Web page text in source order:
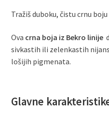
Tražiš duboku, čistu crnu boju
Ova crna boja iz Bekro linije
sivkastih ili zelenkastih
lošijih pigmenata.
Glavne